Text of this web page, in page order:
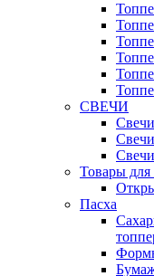
СВЕЧИ
Товары для
Пасха